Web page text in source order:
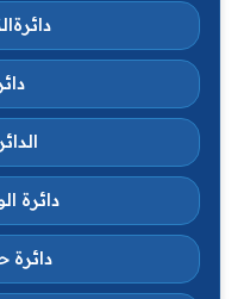
دائرة
دائرة